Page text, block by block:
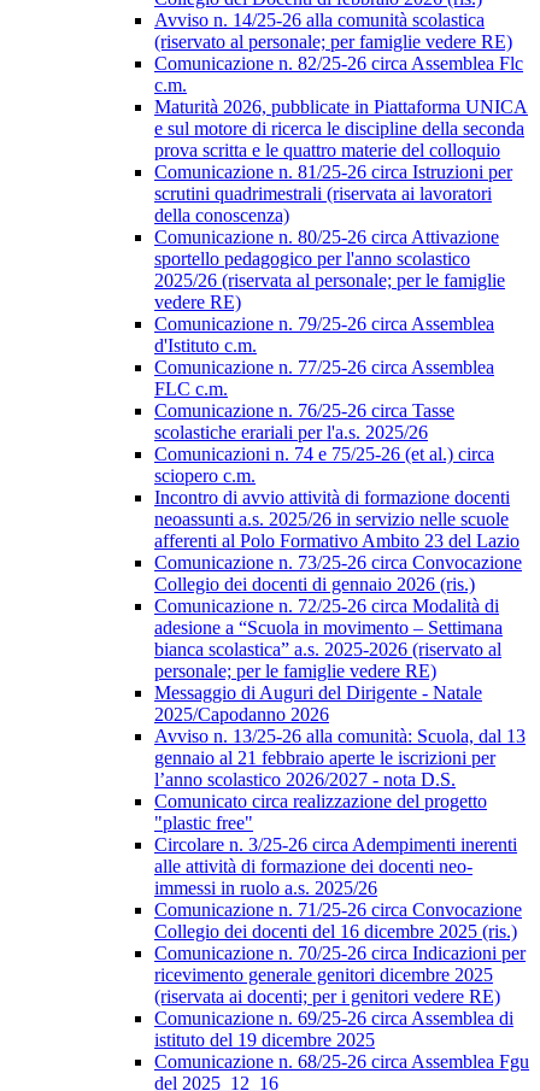
Avviso n. 14/25-26 alla comunità scolastica
(riservato al personale; per famiglie vedere RE)
Comunicazione n. 82/25-26 circa Assemblea Flc
c.m.
Maturità 2026, pubblicate in Piattaforma UNICA
e sul motore di ricerca le discipline della seconda
prova scritta e le quattro materie del colloquio
Comunicazione n. 81/25-26 circa Istruzioni per
scrutini quadrimestrali (riservata ai lavoratori
della conoscenza)
Comunicazione n. 80/25-26 circa Attivazione
sportello pedagogico per l'anno scolastico
2025/26 (riservata al personale; per le famiglie
vedere RE)
Comunicazione n. 79/25-26 circa Assemblea
d'Istituto c.m.
Comunicazione n. 77/25-26 circa Assemblea
FLC c.m.
Comunicazione n. 76/25-26 circa Tasse
scolastiche erariali per l'a.s. 2025/26
Comunicazioni n. 74 e 75/25-26 (et al.) circa
sciopero c.m.
Incontro di avvio attività di formazione docenti
neoassunti a.s. 2025/26 in servizio nelle scuole
afferenti al Polo Formativo Ambito 23 del Lazio
Comunicazione n. 73/25-26 circa Convocazione
Collegio dei docenti di gennaio 2026 (ris.)
Comunicazione n. 72/25-26 circa Modalità di
adesione a “Scuola in movimento – Settimana
bianca scolastica” a.s. 2025-2026 (riservato al
personale; per le famiglie vedere RE)
Messaggio di Auguri del Dirigente - Natale
2025/Capodanno 2026
Avviso n. 13/25-26 alla comunità: Scuola, dal 13
gennaio al 21 febbraio aperte le iscrizioni per
l’anno scolastico 2026/2027 - nota D.S.
Comunicato circa realizzazione del progetto
"plastic free"
Circolare n. 3/25-26 circa Adempimenti inerenti
alle attività di formazione dei docenti neo-
immessi in ruolo a.s. 2025/26
Comunicazione n. 71/25-26 circa Convocazione
Collegio dei docenti del 16 dicembre 2025 (ris.)
Comunicazione n. 70/25-26 circa Indicazioni per
ricevimento generale genitori dicembre 2025
(riservata ai docenti; per i genitori vedere RE)
Comunicazione n. 69/25-26 circa Assemblea di
istituto del 19 dicembre 2025
Comunicazione n. 68/25-26 circa Assemblea Fgu
del 2025_12_16